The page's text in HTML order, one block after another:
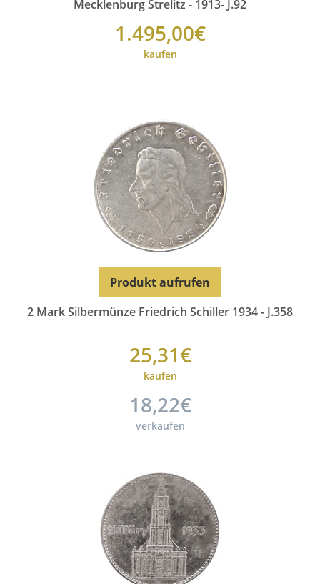
Mecklenburg Strelitz - 1913- J.92
1.495,00€
kaufen
2 Mark Silbermünze Friedrich Schiller 1934 - J.358
25,31€
kaufen
18,22€
verkaufen
Produkt aufrufen